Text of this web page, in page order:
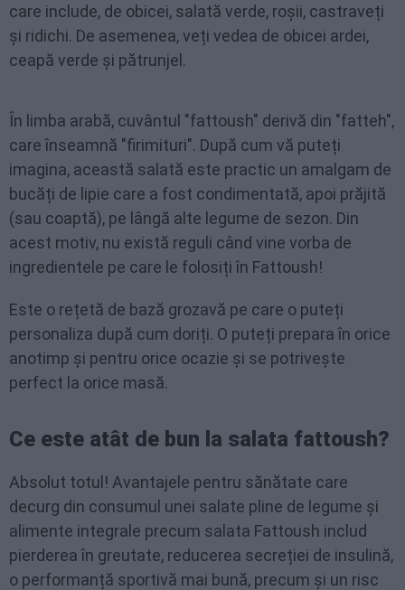
care include, de obicei, salată verde, roșii, castraveți
și ridichi. De asemenea, veți vedea de obicei ardei,
ceapă verde și pătrunjel.
În limba arabă, cuvântul "fattoush" derivă din "fatteh",
care înseamnă "firimituri". După cum vă puteți
imagina, această salată este practic un amalgam de
bucăți de lipie care a fost condimentată, apoi prăjită
(sau coaptă), pe lângă alte legume de sezon. Din
acest motiv, nu există reguli când vine vorba de
ingredientele pe care le folosiți în Fattoush!
Este o rețetă de bază grozavă pe care o puteți
personaliza după cum doriți. O puteți prepara în orice
anotimp și pentru orice ocazie și se potrivește
perfect la orice masă.
Ce este atât de bun la salata fattoush?
Absolut totul! Avantajele pentru sănătate care
decurg din consumul unei salate pline de legume și
alimente integrale precum salata Fattoush includ
pierderea în greutate, reducerea secreției de insulină,
o performanță sportivă mai bună, precum și un risc